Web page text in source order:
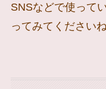
SNSなどで使って
ってみてくださいね